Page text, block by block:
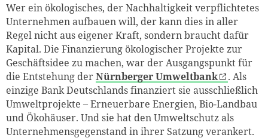
Wer ein ökologisches, der Nachhaltigkeit verpflichtetes
Unternehmen aufbauen will, der kann dies in aller
Regel nicht aus eigener Kraft, sondern braucht dafür
Kapital. Die Finanzierung ökologischer Projekte zur
Geschäftsidee zu machen, war der Ausgangspunkt für
die Entstehung derNürnberger Umweltbank
. Als
einzige Bank Deutschlands finanziert sie ausschließlich
Umweltprojekte – Erneuerbare Energien, Bio-Landbau
und Ökohäuser. Und sie hat den Umweltschutz als
Unternehmensgegenstand in ihrer Satzung verankert.